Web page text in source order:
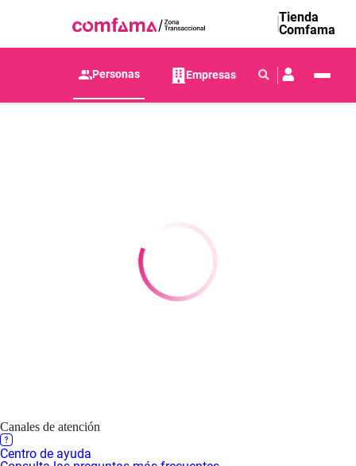
Tienda
Comfama
Personas Empresas
Canales de atención
Centro de ayuda